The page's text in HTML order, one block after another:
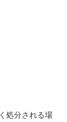
処分される場